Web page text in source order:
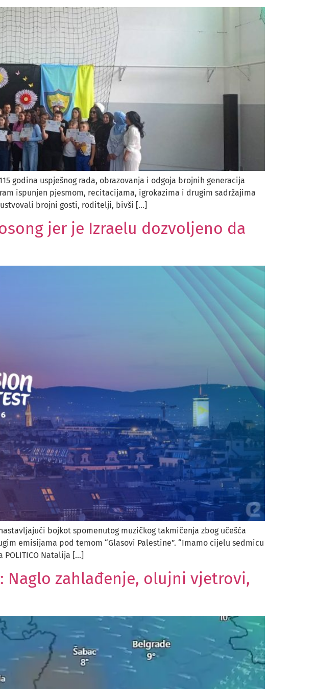
godina uspješnog rada, obrazovanja i odgoja brojnih generacija
ispunjen pjesmom, recitacijama, igrokazima i drugim sadržajima
brojni gosti, roditelji, bivši […]
jer je Izraelu dozvoljeno da
bojkot spomenutog muzičkog takmičenja zbog učešća
emisijama pod temom “Glasovi Palestine”. “Imamo cijelu sedmicu
Natalija […]
Naglo zahlađenje, olujni vjetrovi,